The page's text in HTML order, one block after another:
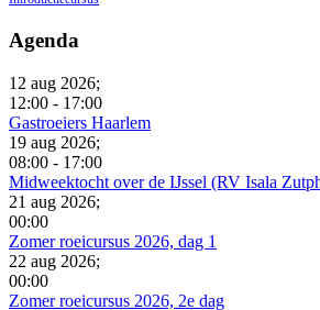
Agenda
12 aug 2026;
12:00 - 17:00
Gastroeiers Haarlem
19 aug 2026;
08:00 - 17:00
Midweektocht over de IJssel (RV Isala
21 aug 2026;
00:00
Zomer roeicursus 2026, dag 1
22 aug 2026;
00:00
Zomer roeicursus 2026, 2e dag